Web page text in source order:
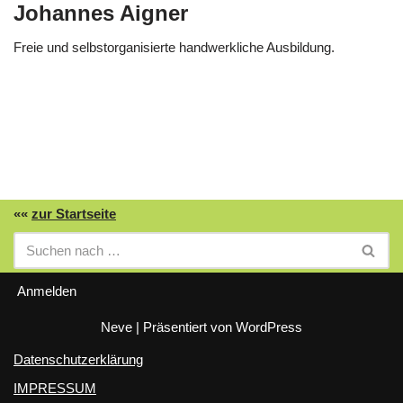
Johannes Aigner
Freie und selbstorganisierte handwerkliche Ausbildung.
«« zur Startseite
Anmelden
Neve | Präsentiert von WordPress
Datenschutzerklärung
IMPRESSUM